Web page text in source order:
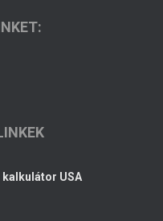
kalkulátor USA